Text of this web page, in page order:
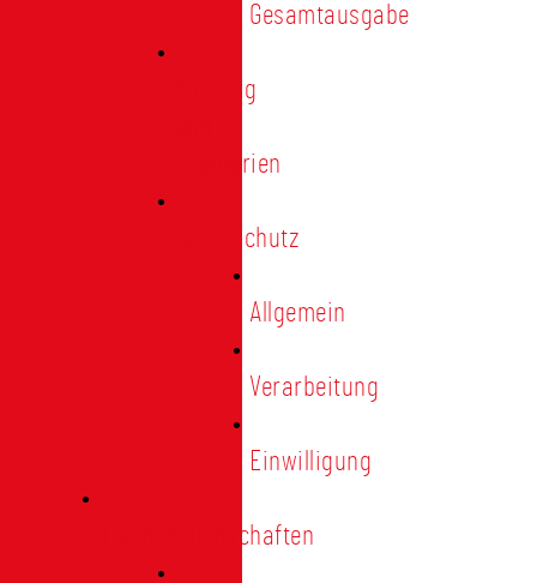
Gesamtausgabe
Satzung
Regularien
Datenschutz
Allgemein
Verarbeitung
Einwilligung
Tischgemeinschaften